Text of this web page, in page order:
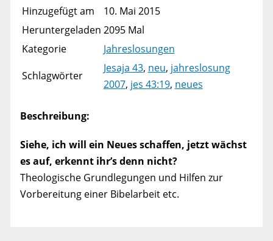
Hinzugefügt am
10. Mai 2015
Heruntergeladen 2095 Mal
Kategorie
Jahreslosungen
Schlagwörter
Jesaja 43, neu, jahreslosung
2007, jes 43:19, neues
Beschreibung:
Siehe, ich will ein Neues schaffen, jetzt wächst
es auf, erkennt ihr’s denn nicht?
Theologische Grundlegungen und Hilfen zur
Vorbereitung einer Bibelarbeit etc.